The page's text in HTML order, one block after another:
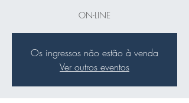
ON-LINE
Os ingressos não estão à venda
Ver outros eventos